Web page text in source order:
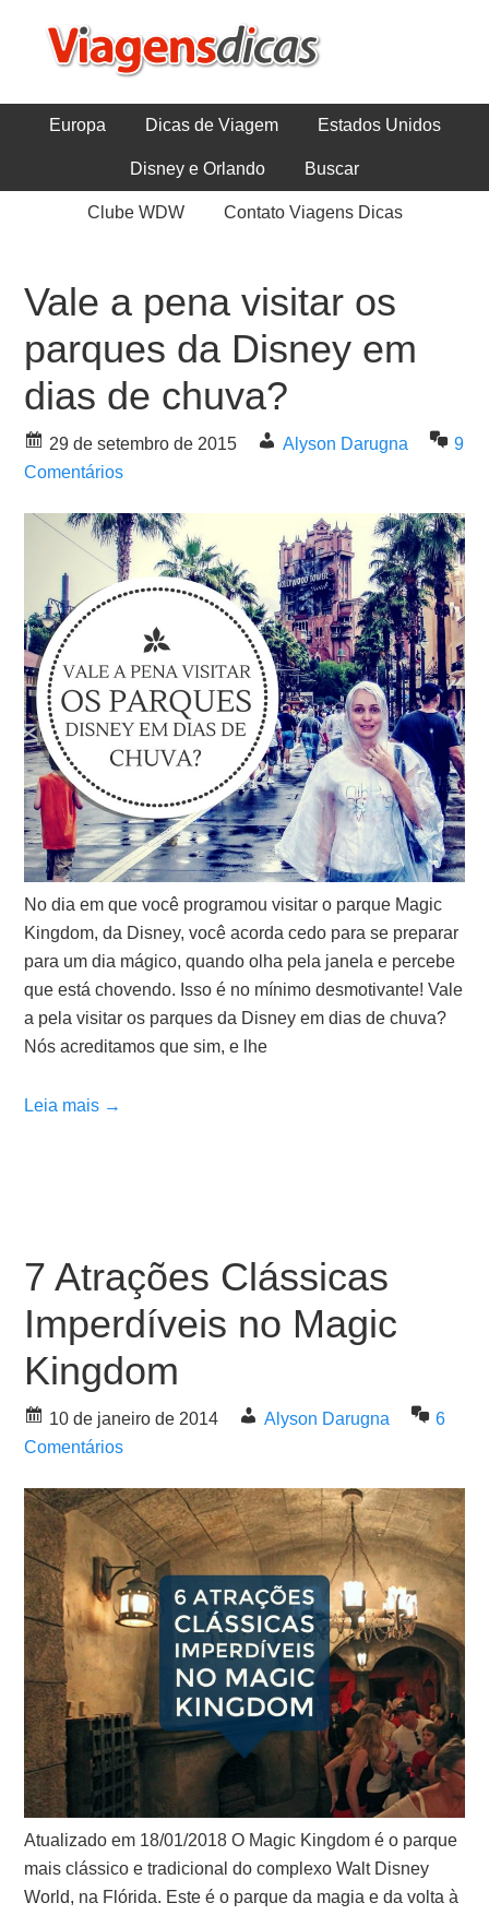
Europa Dicas de Viagem Estados Unidos
Disney e Orlando Buscar
Clube WDW Contato Viagens Dicas
Vale a pena visitar os
parques da Disney em
dias de chuva?
29 de setembro de 2015 Alyson Darugna
9
Comentários
No dia em que você programou visitar o parque Magic
Kingdom, da Disney, você acorda cedo para se preparar
para um dia mágico, quando olha pela janela e percebe
que está chovendo. Isso é no mínimo desmotivante! Vale
a pela visitar os parques da Disney em dias de chuva?
Nós acreditamos que sim, e lhe
Leia mais →
7 Atrações Clássicas
Imperdíveis no Magic
Kingdom
10 de janeiro de 2014 Alyson Darugna
6
Comentários
Atualizado em 18/01/2018 O Magic Kingdom é o parque
mais clássico e tradicional do complexo Walt Disney
World, na Flórida. Este é o parque da magia e da volta à